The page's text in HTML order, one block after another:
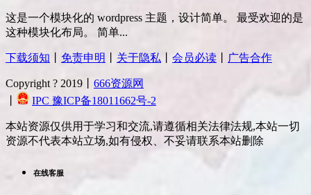
这是一个模块化的 wordpress 主题，设计简单。 最受欢迎的是
这种模块化布局。 简单...
下载须知 免责申明 关于隐私 会员必读 广告合作
Copyright ? 2019丨 666资源网
IPC 豫ICP备18011662号-2
本站资源仅供用于学习和交流,请遵循相关法律法规,本站一切
资源不代表本站立场,如有侵权、不妥请联系本站删除
在线客服